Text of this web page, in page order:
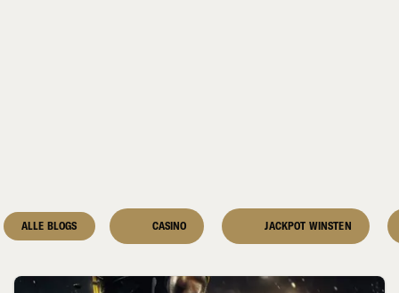
ALLE BLOGS CASINO JACKPOT WINSTEN